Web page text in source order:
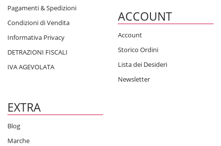
Pagamenti & Spedizioni
Condizioni di Vendita
Informativa Privacy
DETRAZIONI FISCALI
IVA AGEVOLATA
ACCOUNT
Account
Storico Ordini
Lista dei Desideri
Newsletter
EXTRA
Blog
Marche